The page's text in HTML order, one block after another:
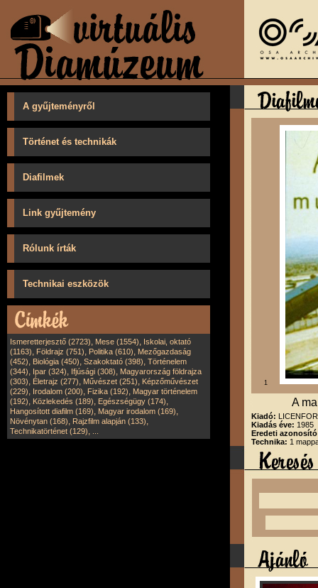
A gyűjteményről
Történet és technikák
Diafilmek
Link gyűjtemény
Rólunk írták
Technikai eszközök
Ismeretterjesztő (2723), Mese (1554), Iskolai, oktató
(1163), Földrajz (751), Politika (610), Mezőgazdaság
(452), Biológia (450), Szakoktató (398), Történelem
(344), Ipar (324), Ifjúsági (308), Magyarország földrajza
(303), Életrajz (277), Művészet (251), Képzőművészet
(229), Irodalom (200), Fizika (192), Magyar történelem
(192), Közlekedés (189), Egészségügy (174),
Hangosított diafilm (169), Magyar irodalom (169),
Növénytan (168), Rajzfilm alapján (133),
Technikatörténet (129),
1
A
Kiadó:
Kiadás éve: 1985
Eredeti
Technika: 1